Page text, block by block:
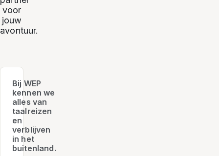
voor
jouw
avontuur.
Bij WEP
kennen we
alles van
taalreizen
en
verblijven
in het
buitenland.